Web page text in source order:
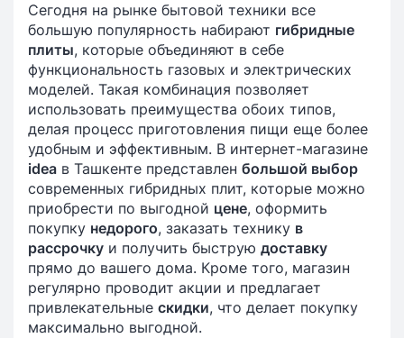
Сегодня на рынке бытовой техники все
большую популярность набирают гибридные
плиты, которые объединяют в себе
функциональность газовых и электрических
моделей. Такая комбинация позволяет
использовать преимущества обоих типов,
делая процесс приготовления пищи еще более
удобным и эффективным. В интернет-магазине
idea в Ташкенте представлен большой выбор
современных гибридных плит, которые можно
приобрести по выгодной цене, оформить
покупку недорого, заказать технику в
рассрочку и получить быструю доставку
прямо до вашего дома. Кроме того, магазин
регулярно проводит акции и предлагает
привлекательные скидки, что делает покупку
максимально выгодной.